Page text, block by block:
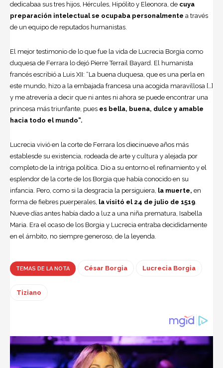
dedicabaa sus tres hijos, Hércules, Hipólito y Eleonora, de cuya
preparación in­telectual se ocupaba personalmente a través
de un equipo de reputados humanistas.
El mejor testimonio de lo que fue la vida de Lucrecia Borgia como
duquesa de Ferrara lo dejó Pierre Terrail Bayard. El humanista
francés escribió a Luis XII: “La buena duquesa, que es una perla en
este mundo, hizo a la embajada francesa una acogida maravillosa […]
y me atrevería a decir que ni antes ni ahora se puede encontrar una
princesa más triunfante, pues es bella, buena, dulce y amable
hacia todo el mundo”.
Lucrecia vivió en la corte de Ferrara los diecinueve años más
establesde su existencia, rodeada de arte y cultura y alejada por
completo de la intriga política. Dio a su entorno el refinamiento y el
esplendor de la corte de los Borgia que había conocido en su
infancia. Pero, como si la desgracia la persiguiera, la muerte, en
forma de fiebres puerperales, la visitó el 24 de julio de 1519.
Nueve días antes había dado a luz a una niña prematura, Isabella
Maria. Era el ocaso de los Borgia y Lucrecia entraba decididamente
en el ámbito, no siempre generoso, de la leyenda.
TEMAS DE LA NOTA César Borgia Lucrecia Borgia
Tiziano